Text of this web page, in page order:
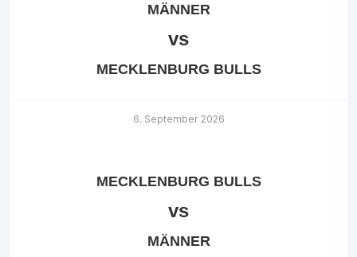
MÄNNER
vs
MECKLENBURG BULLS
6. September 2026
MECKLENBURG BULLS
vs
MÄNNER